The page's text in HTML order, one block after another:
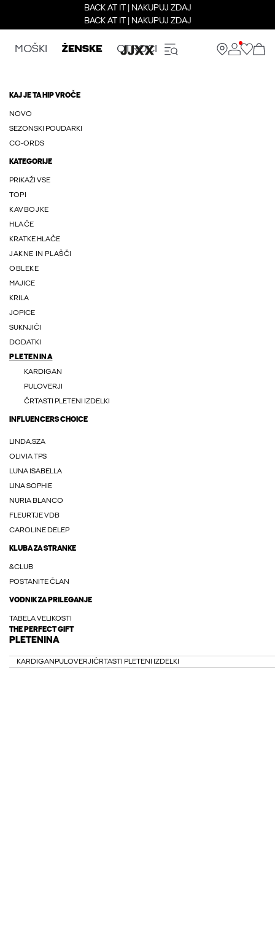
BACK AT IT | NAKUPUJ ZDAJ
BACK AT IT | NAKUPUJ ZDAJ
MOŠKI ŽENSKE OTROCI
KAJ JE TA HIP VROČE
NOVO
SEZONSKI POUDARKI
CO-ORDS
KATEGORIJE
PRIKAŽI VSE
TOPI
KAVBOJKE
HLAČE
KRATKE HLAČE
JAKNE IN PLAŠČI
OBLEKE
MAJICE
KRILA
JOPICE
SUKNJIČI
DODATKI
PLETENINA
KARDIGAN
PULOVERJI
ČRTASTI PLETENI IZDELKI
INFLUENCERS CHOICE
LINDA.SZA
OLIVIA TPS
LUNA ISABELLA
LINA SOPHIE
NURIA BLANCO
FLEURTJE VDB
CAROLINE DELEP
KLUBA ZA STRANKE
&CLUB
POSTANITE ČLAN
VODNIK ZA PRILEGANJE
TABELA VELIKOSTI
THE PERFECT GIFT
PLETENINA
KARDIGAN PULOVERJI ČRTASTI PLETENI IZDELKI